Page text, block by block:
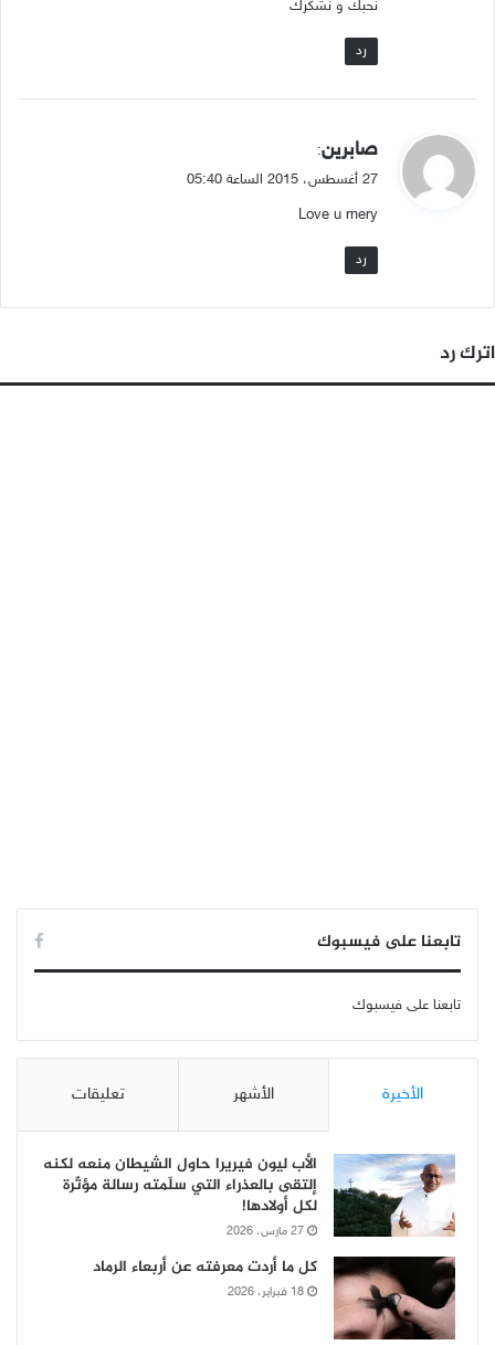
نحبك و نشكرك
رد
ي
ق
ل
صابرين:
27 أغسطس، 2015 الساعة 05:40
Love u mery
رد
اترك رد
تابعنا على فيسبوك
تابعنا على فيسبوك
الأخيرة الأشهر تعليقات
الأب ليون فيريرا حاول الشيطان منعه لكنه
إلتقى بالعذراء التي سلّمته رسالة مؤثّرة
لكل أولادها!
27 مارس، 2026
كل ما أردت معرفته عن أربعاء الرماد
18 فبراير، 2026